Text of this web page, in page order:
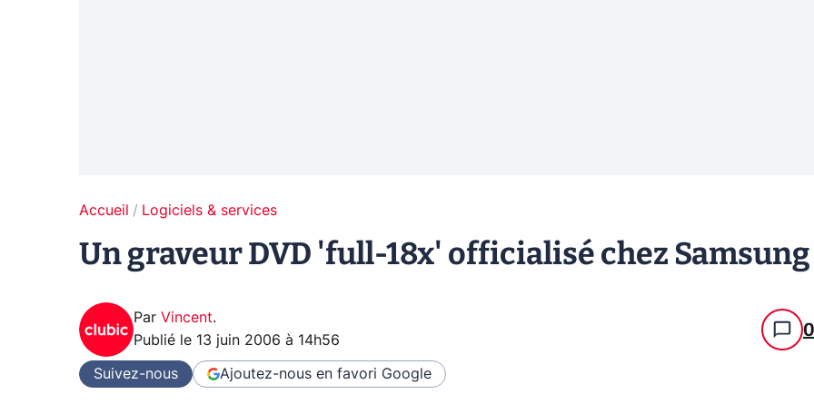
Accueil Logiciels & services
Un graveur DVD 'full-18x' officialisé chez Samsung
Par Vincent.
Publié le 13 juin 2006 à 14h56 0
Suivez-nous Ajoutez-nous en favori Google